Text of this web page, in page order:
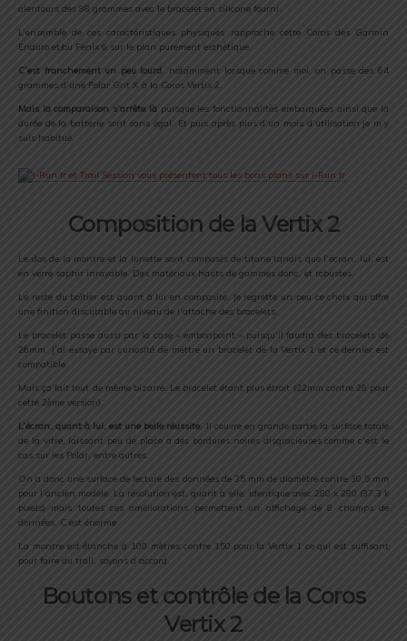
alentours des 88 grammes avec le bracelet en silicone fourni.
L’ensemble de ces caractéristiques physiques rapproche cette Coros des Garmin
Enduro et/ou Fenix 6 sur le plan purement esthétique.
C’est franchement un peu lourd, notamment lorsque comme moi, on passe des 64
grammes d’une Polar Grit X à la Coros Vertix 2.
Mais la comparaison s’arrête là puisque les fonctionnalités embarquées ainsi que la
durée de la batterie sont sans égal. Et puis après plus d’un mois d’utilisation je m’y
suis habitué.
Composition de la Vertix 2
Le dos de la montre et la lunette sont composés de titane tandis que l’écran, lui, est
en verre saphir inrayable. Des matériaux hauts de gammes donc, et robustes.
Le reste du boîtier est quant à lui en composite. Je regrette un peu ce choix qui offre
une finition discutable au niveau de l’attache des bracelets.
Le bracelet passe aussi par la case « embonpoint » puisqu’il faudra des bracelets de
26mm. J’ai essayé par curiosité de mettre un bracelet de la Vertix 1 et ce dernier est
compatible.
Mais ça fait tout de même bizarre. Le bracelet étant plus étroit (22mm contre 26 pour
cette 2ème version).
L’écran, quant à lui, est une belle réussite. Il couvre en grande partie la surface totale
de la vitre, laissant peu de place à des bordures noires disgracieuses comme c’est le
cas sur les Polar, entre autres.
On a donc une surface de lecture des données de 35 mm de diamètre contre 30,5 mm
pour l’ancien modèle. La résolution est, quant à elle, identique avec 280 x 280 (37,3 k
pixels) mais toutes ces améliorations permettent un affichage de 8 champs de
données. C’est énorme.
La montre est étanche à 100 mètres contre 150 pour la Vertix 1 ce qui est suffisant
pour faire du trail, soyons d’accord.
Boutons et contrôle de la Coros
Vertix 2